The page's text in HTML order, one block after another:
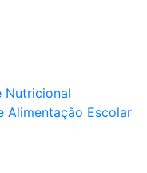
Nutricional
Alimentação Escolar